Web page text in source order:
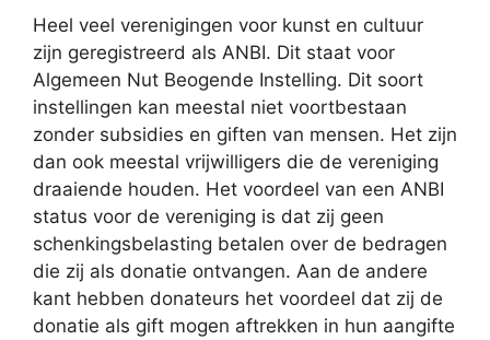
Heel veel verenigingen voor kunst en cultuur
zijn geregistreerd als ANBI. Dit staat voor
Algemeen Nut Beogende Instelling. Dit soort
instellingen kan meestal niet voortbestaan
zonder subsidies en giften van mensen. Het zijn
dan ook meestal vrijwilligers die de vereniging
draaiende houden. Het voordeel van een ANBI
status voor de vereniging is dat zij geen
schenkingsbelasting betalen over de bedragen
die zij als donatie ontvangen. Aan de andere
kant hebben donateurs het voordeel dat zij de
donatie als gift mogen aftrekken in hun aangifte